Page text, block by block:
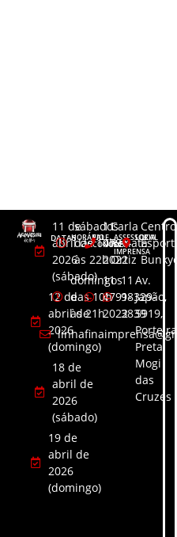
DATAS
11 de
abril de
2026
(sábado)
12 de
abril de
2026
(domingo)
18 de
abril de
2026
(sábado)
19 de
abril de
2026
(domingo)
HORÁRIO
sábados
das 10h
às 22h
domingos
das 10h
às 21h
FALE
CONOSCO
11
4791-
2022
11
4791-
2022
ASSESSORIA
DE
IMPRENSA
Carla
Renata
Ortiz
11
98329-
3839​
LOCAL
Centro
Av.
Japão,
5919,
Porteira
Preta,
Mogi
das
Cruzes